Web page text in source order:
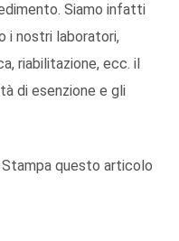
Siamo infatti
i nostri laboratori,
riabilitazione, ecc. il
di esenzione e gli
Stampa questo articolo